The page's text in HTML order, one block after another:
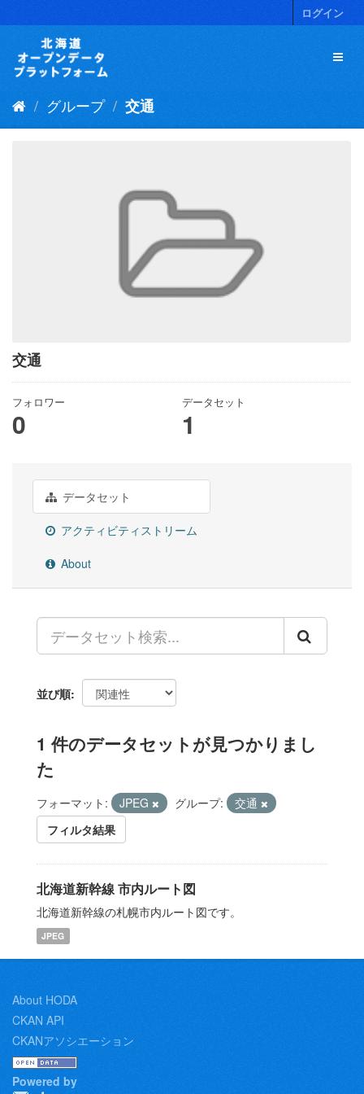
キ
ログイン
グループ 交通
交通
フォロワー
0
データセット
1
データセット
アクティビティストリーム
About
並び順
1 件のデータセットが見つかりまし
た
フォーマット: JPEG グループ:
交通
フィルタ結果
北海道新幹線 市内ルート図
北海道新幹線の札幌市内ルート図です。
JPEG
About HODA
CKAN API
CKANアソシエーション
Powered by